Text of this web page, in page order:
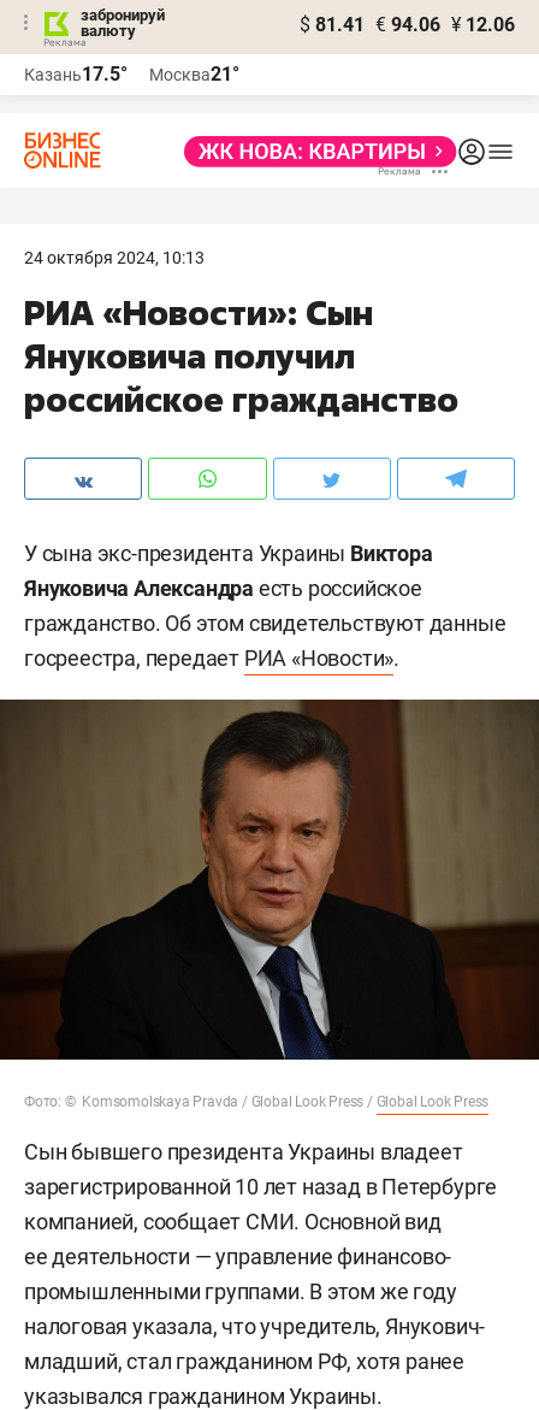
забронируй
валюту
$ 81.41 € 94.06 ¥ 12.06
Казань17.5° Москва21°
24 октября 2024, 10:13
РИА «Новости»: Сын
Януковича получил
российское гражданство
У сына экс-президента Украины Виктора
Януковича Александра есть российское
гражданство. Об этом свидетельствуют данные
госреестра, передает РИА «Новости».
Фото: © Komsomolskaya Pravda / Global Look Press / Global Look Press
Сын бывшего президента Украины владеет
зарегистрированной 10 лет назад в Петербурге
компанией, сообщает СМИ. Основной вид
ее деятельности — управление финансово-
промышленными группами. В этом же году
налоговая указала, что учредитель, Янукович-
младший, стал гражданином РФ, хотя ранее
указывался гражданином Украины.